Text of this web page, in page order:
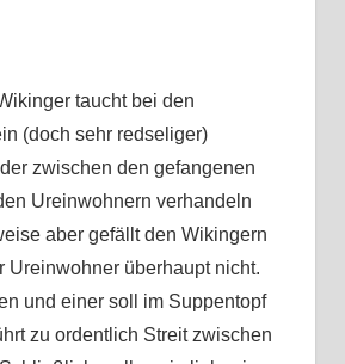
taucht bei den
(doch sehr redseliger)
zwischen den gefangenen
Ureinwohnern verhandeln
aber gefällt den Wikingern
Ureinwohner überhaupt nicht.
und einer soll im Suppentopf
zu ordentlich Streit zwischen